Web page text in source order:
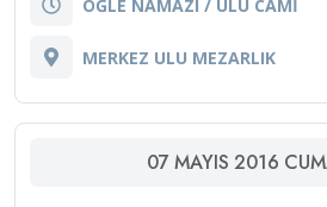
ÖĞLE NAMAZI / ULU CAMİ
MERKEZ ULU MEZARLIK
07 MAYIS 2016